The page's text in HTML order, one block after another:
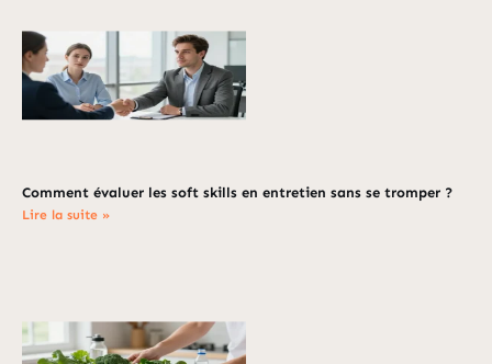
Comment évaluer les soft skills en entretien sans se tromper ?
Lire la suite »